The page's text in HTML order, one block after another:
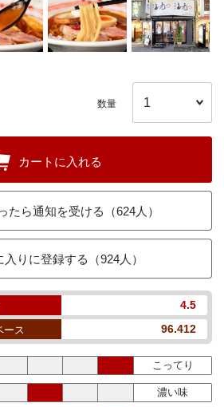
数量
カートに入れる
たら通知を受ける（624人）
入りに登録する（924人）
4.5
ース 96.412
こってり
濃い味